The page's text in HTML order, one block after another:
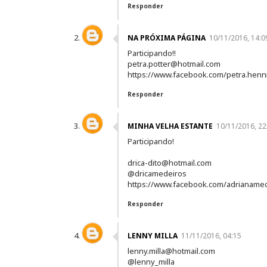
Responder
NA PRÓXIMA PÁGINA 10/11/2016,
Participando!!
petra.potter@hotmail.com
https://www.facebook.com/
Responder
MINHA VELHA ESTANTE 10/11/2016,
Participando!
drica-dito@hotmail.com
@dricamedeiros
https://www.facebook.com/
Responder
LENNY MILLA 11/11/2016, 04:15
lenny.milla@hotmail.com
@lenny_milla